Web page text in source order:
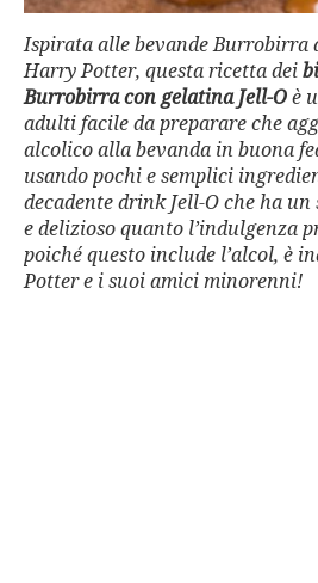
Ispirata alle bevande Burrobirra
Harry Potter, questa ricetta dei
Burrobirra con gelatina Jell-O è
adulti facile da preparare che
alcolico alla bevanda in buona
usando pochi e semplici
decadente drink Jell-O che ha un
e delizioso quanto l’indulgenza
poiché questo include l’alcol, è
Potter e i suoi amici minorenni!